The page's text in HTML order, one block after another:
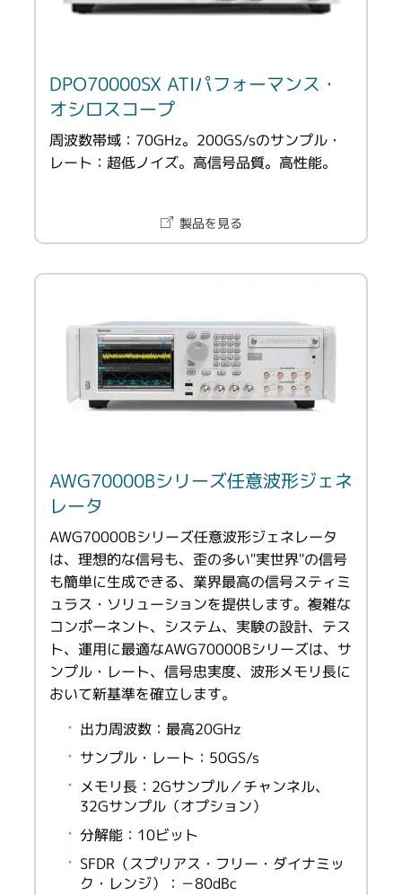
DPO70000SX ATIパフォーマンス・
オシロスコープ
周波数帯域：70GHz。200GS/sのサンプル・
レート：超低ノイズ。高信号品質。高性能。
製品を見る
AWG70000Bシリーズ任意波形ジェネ
レータ
AWG70000Bシリーズ任意波形ジェネレータ
は、理想的な信号も、歪の多い"実世界"の信号
も簡単に生成できる、業界最高の信号スティミ
ュラス・ソリューションを提供します。複雑な
コンポーネント、システム、実験の設計、テス
ト、運用に最適なAWG70000Bシリーズは、サ
ンプル・レート、信号忠実度、波形メモリ長に
おいて新基準を確立します。
出力周波数：最高20GHz
サンプル・レート：50GS/s
メモリ長：2Gサンプル／チャンネル、
32Gサンプル（オプション）
分解能：10ビット
SFDR（スプリアス・フリー・ダイナミッ
ク・レンジ）：－80dBc